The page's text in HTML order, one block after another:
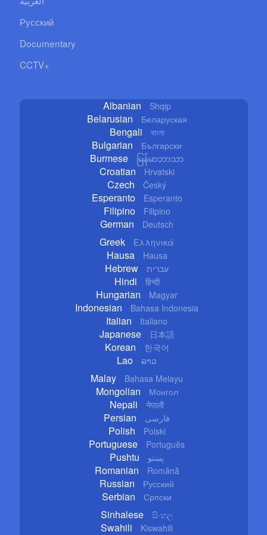
Русский
Documentary
CCTV+
Albanian Shqip
Belarusian Беларуская
Bengali বাংলা
Bulgarian Български
Burmese မြန်မာဘာသာ
Croatian Hrvatski
Czech Český
Esperanto Esperanto
Filipino Filipino
German Deutsch
Greek Ελληνικά
Hausa Hausa
Hebrew עברית
Hindi हिन्दी
Hungarian Magyar
Indonesian Bahasa Indonesia
Italian Italiano
Japanese 日本語
Korean 한국어
Lao ລາວ
Malay Bahasa Melayu
Mongolian Монгол
Nepali नेपाली
Persian فارسی
Polish Polski
Portuguese Português
Pushtu پښتو
Romanian Română
Russian Русский
Serbian Српски
Sinhalese සිංහල
Swahili Kiswahili